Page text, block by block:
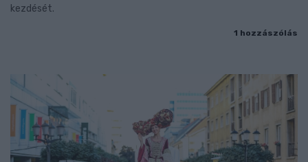
kezdését.
1 hozzászólás